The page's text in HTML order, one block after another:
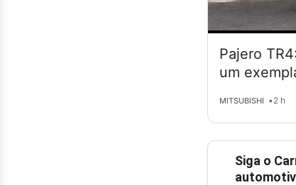
Pajero
um
MITSUBISHI •2 h
Siga o